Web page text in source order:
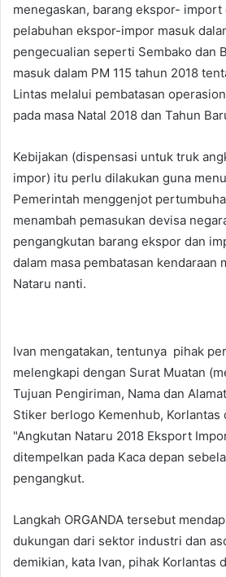
menegaskan, barang ekspor- import
pelabuhan ekspor-impor masuk
pengecualian seperti Sembako dan
masuk dalam PM 115 tahun 2018
Lintas melalui pembatasan
pada masa Natal 2018 dan Tahun
Kebijakan (dispensasi untuk truk
impor) itu perlu dilakukan guna
Pemerintah menggenjot
menambah pemasukan devisa
pengangkutan barang ekspor dan
dalam masa pembatasan kendaraan
Nataru nanti.
Ivan mengatakan, tentunya pihak
melengkapi dengan Surat Muatan
Tujuan Pengiriman, Nama dan
Stiker berlogo Kemenhub, Korlantas
"Angkutan Nataru 2018 Eksport
ditempelkan pada Kaca depan
pengangkut.
Langkah ORGANDA tersebut
dukungan dari sektor industri dan
demikian, kata Ivan, pihak Korlantas